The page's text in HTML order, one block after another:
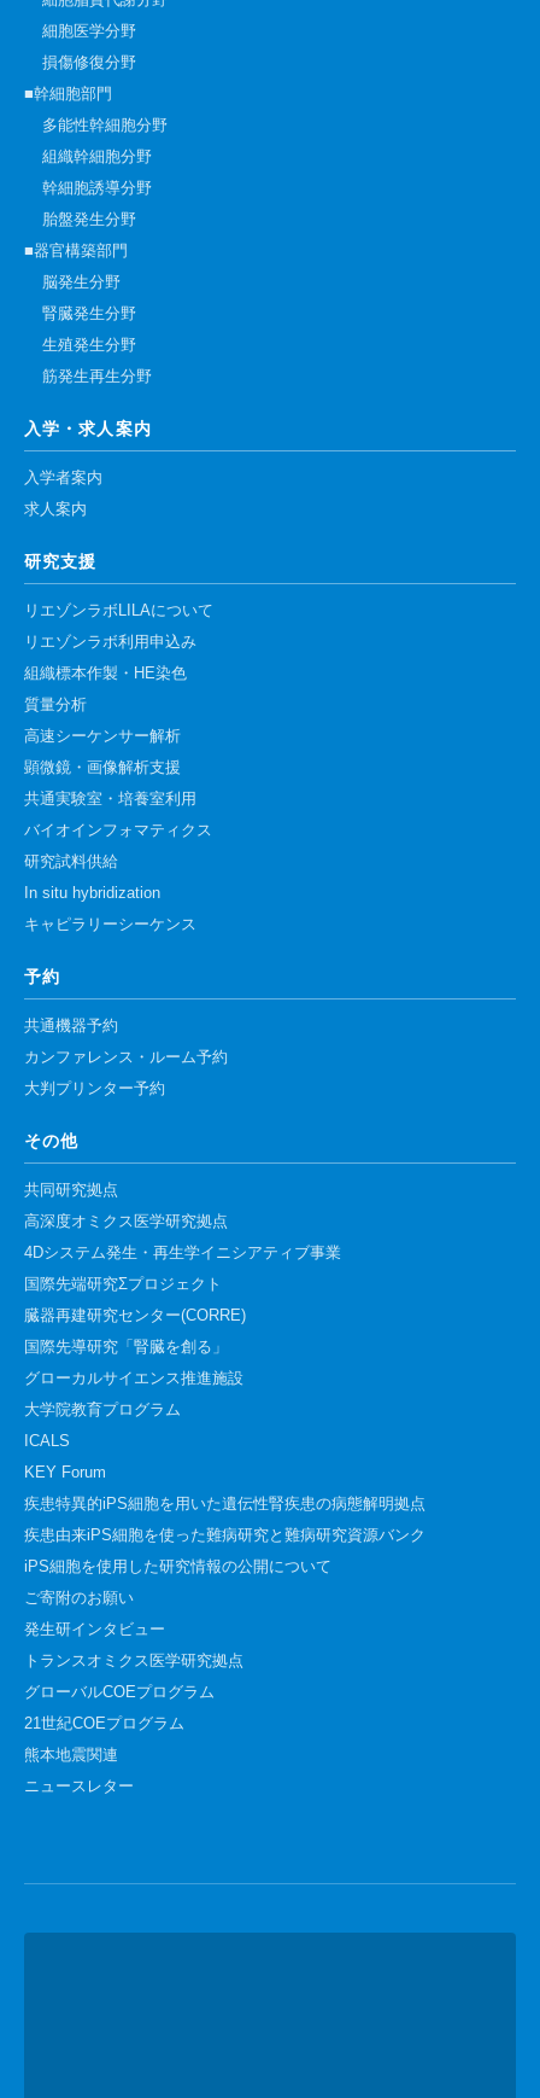
細胞医学分野
損傷修復分野
■幹細胞部門
多能性幹細胞分野
組織幹細胞分野
幹細胞誘導分野
胎盤発生分野
■器官構築部門
脳発生分野
腎臓発生分野
生殖発生分野
筋発生再生分野
入学・求人案内
入学者案内
求人案内
研究支援
リエゾンラボLILAについて
リエゾンラボ利用申込み
組織標本作製・HE染色
質量分析
高速シーケンサー解析
顕微鏡・画像解析支援
共通実験室・培養室利用
バイオインフォマティクス
研究試料供給
In situ hybridization
キャピラリーシーケンス
予約
共通機器予約
カンファレンス・ルーム予約
大判プリンター予約
その他
共同研究拠点
高深度オミクス医学研究拠点
4Dシステム発生・再生学イニシアティブ事業
国際先端研究Σプロジェクト
臓器再建研究センター(CORRE)
国際先導研究「腎臓を創る」
グローカルサイエンス推進施設
大学院教育プログラム
ICALS
KEY Forum
疾患特異的iPS細胞を用いた遺伝性腎疾患の病態解明拠点
疾患由来iPS細胞を使った難病研究と難病研究資源バンク
iPS細胞を使用した研究情報の公開について
ご寄附のお願い
発生研インタビュー
トランスオミクス医学研究拠点
グローバルCOEプログラム
21世紀COEプログラム
熊本地震関連
ニュースレター